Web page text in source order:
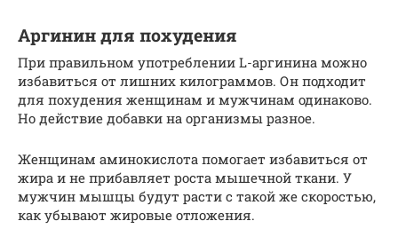
Аргинин для похудения
При правильном употреблении L-аргинина можно
избавиться от лишних килограммов. Он подходит
для похудения женщинам и мужчинам одинаково.
Но действие добавки на организмы разное.
Женщинам аминокислота помогает избавиться от
жира и не прибавляет роста мышечной ткани. У
мужчин мышцы будут расти с такой же скоростью,
как убывают жировые отложения.